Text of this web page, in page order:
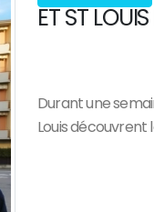
ET ST
Durant une
Louis découvrent